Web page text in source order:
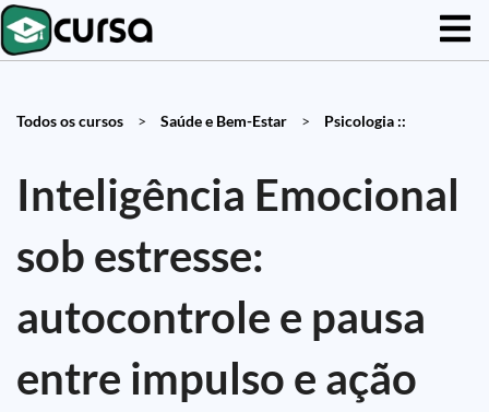
Todos os cursos > Saúde e Bem-Estar > Psicologia ::
Inteligência Emocional
sob estresse:
autocontrole e pausa
entre impulso e ação